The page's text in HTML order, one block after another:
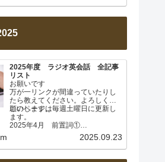
2025年度 ラジオ英会話 全記事
リスト
お願いです
万が一リンクが間違っていたりし
たら教えてください。よろしくお
願いします。
このページは毎週土曜日に更新し
ます。
2025年4月 前置詞①
Lesson 001 前置詞about2025.09.23